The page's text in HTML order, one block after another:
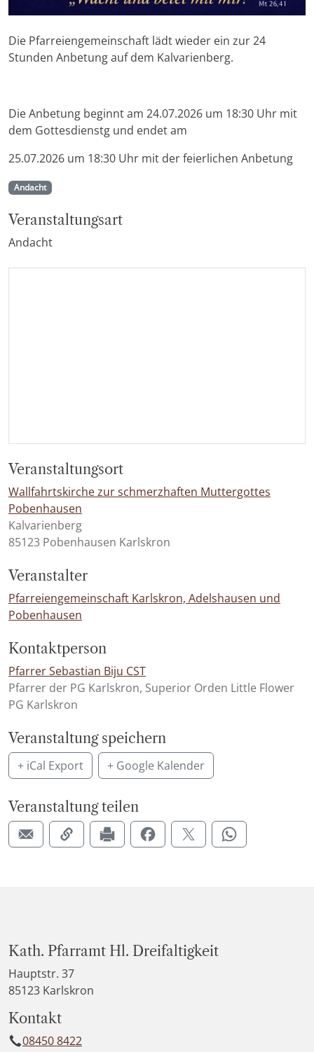
Die Pfarreiengemeinschaft lädt wieder ein zur 24
Stunden Anbetung auf dem Kalvarienberg.
Die Anbetung beginnt am 24.07.2026 um 18:30 Uhr mit
dem Gottesdienstg und endet am
25.07.2026 um 18:30 Uhr mit der feierlichen Anbetung
Andacht
Veranstaltungsart
Andacht
Veranstaltungsort
Wallfahrtskirche zur schmerzhaften Muttergottes
Pobenhausen
Kalvarienberg
85123 Pobenhausen Karlskron
Veranstalter
Pfarreiengemeinschaft Karlskron, Adelshausen und
Pobenhausen
Kontaktperson
Pfarrer Sebastian Biju CST
Pfarrer der PG Karlskron, Superior Orden Little Flower
PG Karlskron
Veranstaltung speichern
+ iCal Export + Google Kalender
Veranstaltung teilen
Kath. Pfarramt Hl. Dreifaltigkeit
Hauptstr. 37
85123 Karlskron
Kontakt
08450 8422